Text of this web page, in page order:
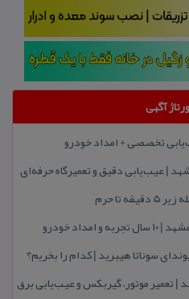
آگهی
تخصصی + امداد خودرو
| عیب‌یابی دقیق و تعمیرگاه حرفه‌ای
تا حرم
خودرو
سوناتا هیبرید | كدام را بخریم؟